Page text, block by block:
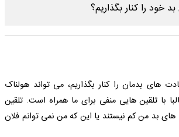
های بدمان را کنار بگذاریم، می تواند هولناک
با تلقین هایی منفی برای ما همراه است. تلقین
بد من کم نیستند یا این که من نمی توانم فلان